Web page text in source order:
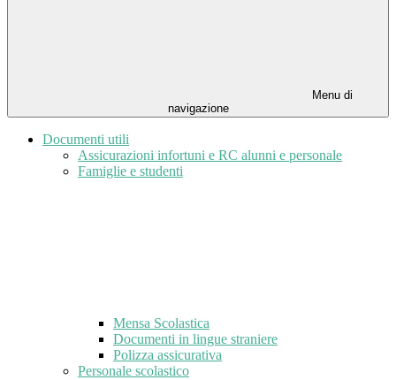
Menu di
navigazione
Documenti utili
Assicurazioni infortuni e RC alunni e personale
Famiglie e studenti
Mensa Scolastica
Documenti in lingue straniere
Polizza assicurativa
Personale scolastico